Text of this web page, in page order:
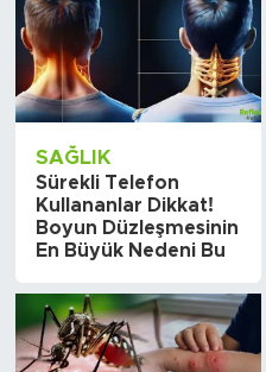
SAĞLIK
Sürekli Telefon
Kullananlar Dikkat!
Boyun Düzleşmesinin
En Büyük Nedeni Bu